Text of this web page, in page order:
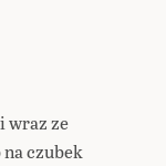
wraz ze
czubek